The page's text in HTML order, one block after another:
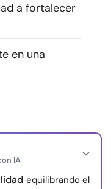
Publicidad con
reservados.
a fortalecer
en una
IA
equilibrando el